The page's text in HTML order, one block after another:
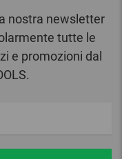
nostra newsletter
tutte le
e promozioni dal